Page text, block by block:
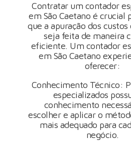
Contratar um contador
em São Caetano é crucial
que a apuração dos custos
seja feita de maneira
eficiente. Um contador
em São Caetano
oferecer:
Conhecimento Técnico:
especializados
conhecimento
escolher e aplicar o
mais adequado para
negócio.